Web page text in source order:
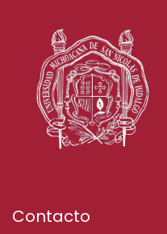
Contacto